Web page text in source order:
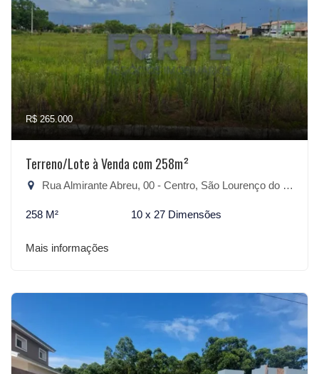
R$ 265.000
Terreno/Lote à Venda com 258m²
Rua Almirante Abreu, 00 - Centro, São Lourenço do Sul-RS
258 M² 10 x 27 Dimensões
Mais informações